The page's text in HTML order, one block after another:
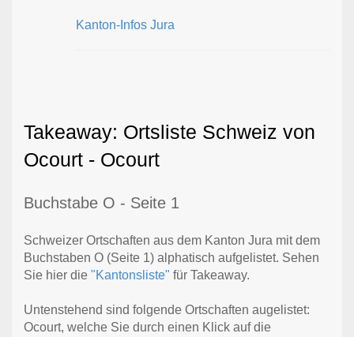
Kanton-Infos Jura
Takeaway: Ortsliste Schweiz von
Ocourt - Ocourt
Buchstabe O - Seite 1
Schweizer Ortschaften aus dem Kanton Jura mit dem
Buchstaben O (Seite 1) alphatisch aufgelistet. Sehen
Sie hier die "Kantonsliste" für Takeaway.
Untenstehend sind folgende Ortschaften augelistet:
Ocourt, welche Sie durch einen Klick auf die